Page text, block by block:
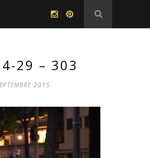
29 – 303
2015